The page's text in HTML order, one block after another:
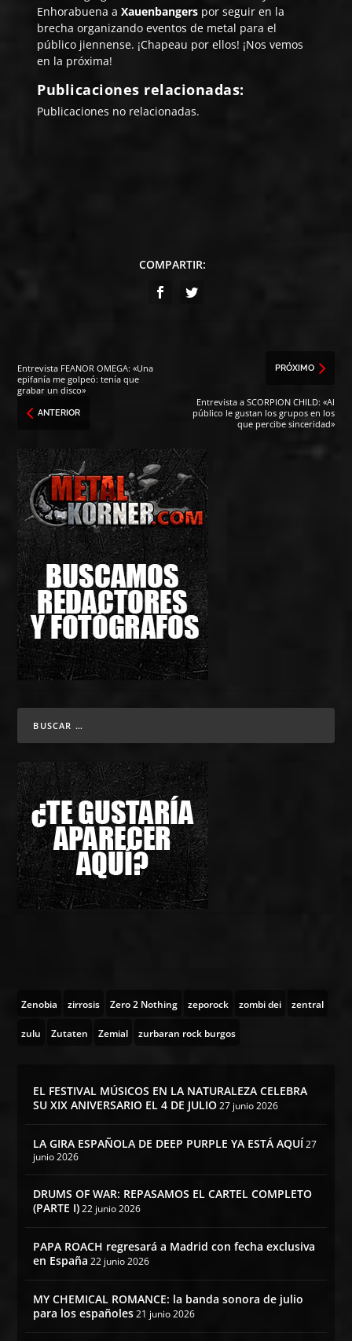
Enhorabuena aXauenbangers por seguir en la
brecha organizando eventos de metal para el
público jiennense. ¡Chapeau por ellos! ¡Nos vemos
en la próxima!
Publicaciones relacionadas:
Publicaciones no relacionadas.
COMPARTIR:
Entrevista FEANOR OMEGA: «Una
epifanía me golpeó: tenía que
grabar un disco»
ANTERIOR
PRÓXIMO
Entrevista a SCORPION CHILD: «Al
público le gustan los grupos en los
que percibe sinceridad»
Zenobia zirrosis Zero 2 Nothing zeporock zombi dei zentral
zulu Zutaten Zemial zurbaran rock burgos
EL FESTIVAL MÚSICOS EN LA NATURALEZA CELEBRA
SU XIX ANIVERSARIO EL 4 DE JULIO 27 junio 2026
LA GIRA ESPAÑOLA DE DEEP PURPLE YA ESTÁ AQUÍ 27
junio 2026
DRUMS OF WAR: REPASAMOS EL CARTEL COMPLETO
(PARTE I) 22 junio 2026
PAPA ROACH regresará a Madrid con fecha exclusiva
en España 22 junio 2026
MY CHEMICAL ROMANCE: la banda sonora de julio
para los españoles 21 junio 2026